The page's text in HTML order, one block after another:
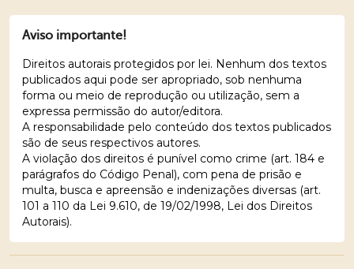
Aviso importante!
Direitos autorais protegidos por lei. Nenhum dos textos
publicados aqui pode ser apropriado, sob nenhuma
forma ou meio de reprodução ou utilização, sem a
expressa permissão do autor/editora.
A responsabilidade pelo conteúdo dos textos publicados
são de seus respectivos autores.
A violação dos direitos é punível como crime (art. 184 e
parágrafos do Código Penal), com pena de prisão e
multa, busca e apreensão e indenizações diversas (art.
101 a 110 da Lei 9.610, de 19/02/1998, Lei dos Direitos
Autorais).